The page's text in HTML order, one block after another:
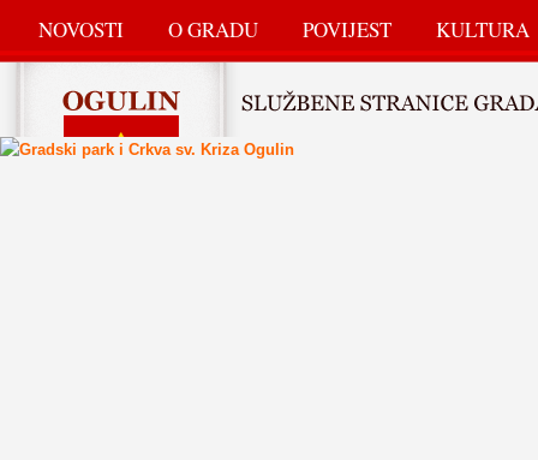
NOVOSTI O GRADU POVIJEST KULTURA